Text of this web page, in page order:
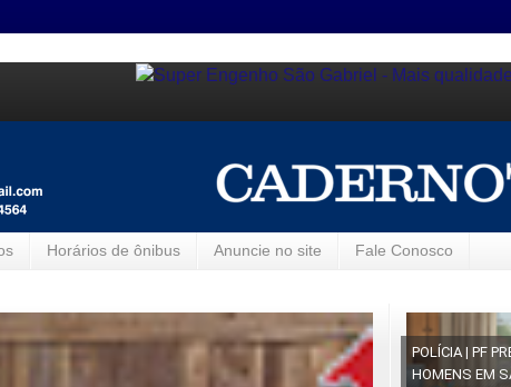
Horários de ônibus Anuncie no site Fale Conosco
POLÍCIA | PF
HOMENS EM